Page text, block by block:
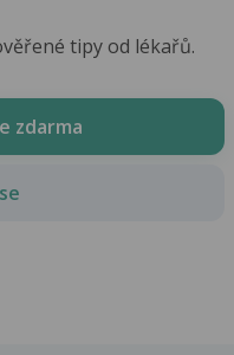
tipy od lékařů.
zdarma